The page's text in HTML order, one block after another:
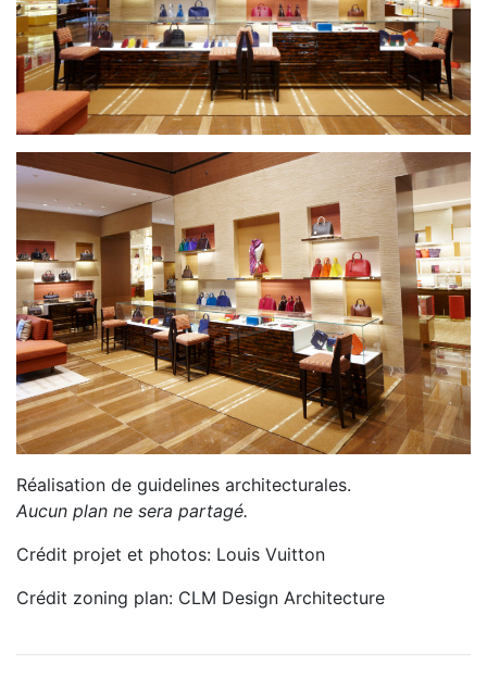
Réalisation de guidelines architecturales.
Aucun plan ne sera partagé.
Crédit projet et photos: Louis Vuitton
Crédit zoning plan: CLM Design Architecture